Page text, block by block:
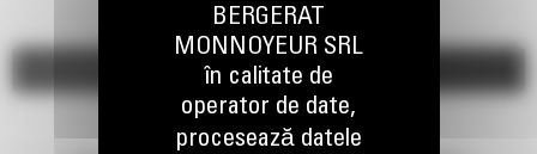
BERGERAT
MONNOYEUR SRL
în calitate de
operator de date,
procesează datele